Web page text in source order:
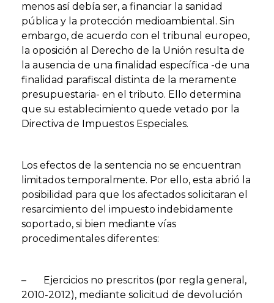
menos así debía ser, a financiar la sanidad
pública y la protección medioambiental. Sin
embargo, de acuerdo con el tribunal europeo,
la oposición al Derecho de la Unión resulta de
la ausencia de una finalidad específica -de una
finalidad parafiscal distinta de la meramente
presupuestaria- en el tributo. Ello determina
que su establecimiento quede vetado por la
Directiva de Impuestos Especiales.
Los efectos de la sentencia no se encuentran
limitados temporalmente. Por ello, esta abrió la
posibilidad para que los afectados solicitaran el
resarcimiento del impuesto indebidamente
soportado, si bien mediante vías
procedimentales diferentes:
– Ejercicios no prescritos (por regla general,
2010-2012), mediante solicitud de devolución